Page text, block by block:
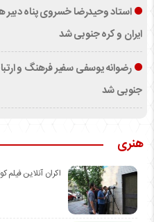
استاد وحیدرضا خسروی پناه
ایران و کره جنوبی شد
رضوانه یوسفی سفیر فرهنگ و
جنوبی شد
هنری
اکران آنلاین فیلم